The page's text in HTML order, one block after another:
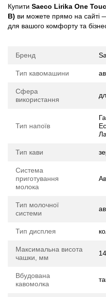
Купити Saeco Lirika One
В) ви можете прямо на сайті
для вашого комфорту та
Бренд
Тип кавомашини
Сфера
використання
Тип напоїв
Тип кави
Система
приготування
молока
Тип молочної
системи
Тип дисплея
Максимальна висота
чашки, мм
Вбудована
кавомолка